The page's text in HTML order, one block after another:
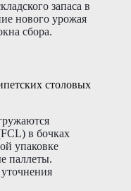
запаса в
нового урожая
сбора.
столовых
в бочках
упаковке
паллеты.